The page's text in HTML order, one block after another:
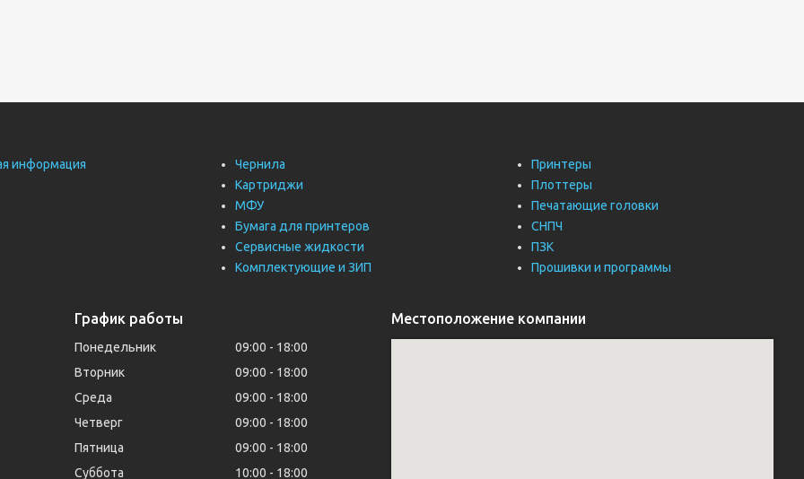
информация
Чернила
Картриджи
МФУ
Бумага для принтеров
Сервисные жидкости
Комплектующие и ЗИП
Принтеры
Плоттеры
Печатающие головки
СНПЧ
ПЗК
Прошивки и программы
График работы
Понедельник 09:00
18:00
Вторник
09:00
18:00
Среда
09:00
18:00
Четверг
09:00
18:00
Пятница
09:00
18:00
Суббота
10:00 18:00
Местоположение компании